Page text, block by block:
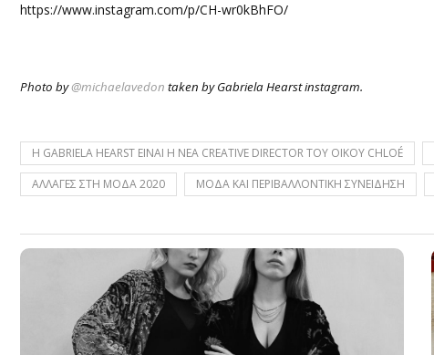
https://www.instagram.com/p/CH-wr0kBhFO/
Photo by@michaelavedon taken by Gabriela Hearst instagram.
H GABRIELA HEARST ΕΙΝΑΙ Η ΝΕΑ CREATIVE DIRECTOR ΤΟΥ ΟΙΚΟΥ CHLOÉ
ΑΛΛΑΓΕΣ ΣΤΗ ΜΟΔΑ 2020
ΜΟΔΑ ΚΑΙ ΠΕΡΙΒΑΛΛΟΝΤΙΚΗ ΣΥΝΕΙΔΗΣΗ